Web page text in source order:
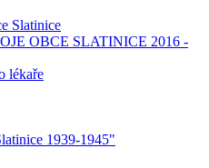
Slatinice
OBCE SLATINICE 2016 -
lékaře
1939-1945"